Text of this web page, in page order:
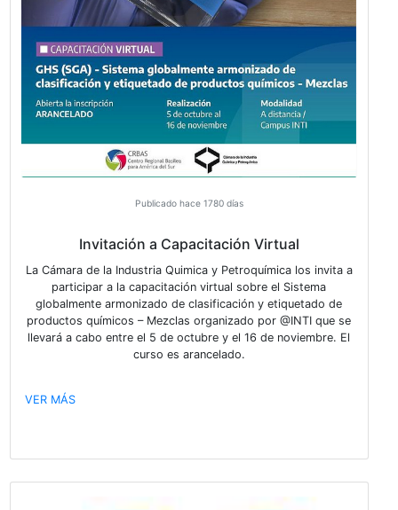
Publicado hace 1739 días
Invitación al Taller Métodos de
Productos Fitosanitarios
La Cámara de la Industria Química y Petroquímica
VER MÁS